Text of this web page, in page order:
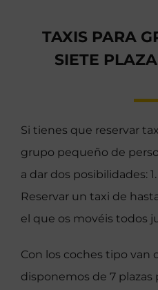
TAXIS PARA
SIETE
Si tienes que reservar
grupo pequeño de
a dar dos posibilidades:
Reservar un taxi de
el que os movéis todos
Con los coches tipo van
disponemos de 7 plazas